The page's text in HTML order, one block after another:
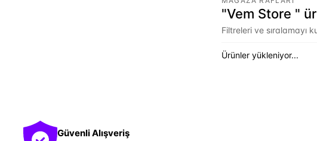
"Vem Store "
Filtreleri ve sıralamayı
Ürünler yükleniyor...
Güvenli Alışveriş